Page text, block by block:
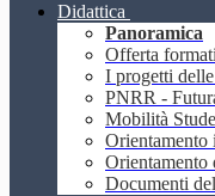
Didattica
Panoramica
Offerta
I progetti
PNRR -
Mobilità
Orientamento
Orientamento
Documenti